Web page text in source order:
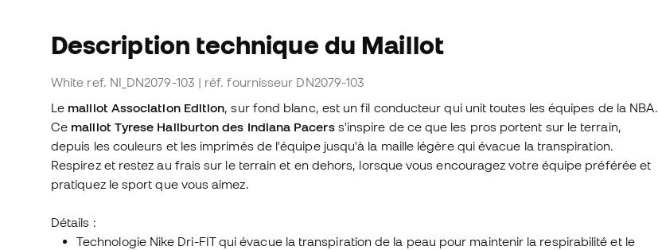
Description technique du Maillot
White ref. NI_DN2079-103 | réf. fournisseur DN2079-103
Le maillot Association Edition, sur fond blanc, est un fil conducteur qui unit toutes les équipes de la NBA.
Ce maillot Tyrese Haliburton des Indiana Pacerss'inspire de ce que les pros portent sur le terrain,
depuis les couleurs et les imprimés de l'équipe jusqu'à la maille légère qui évacue la transpiration.
Respirez et restez au frais sur le terrain et en dehors, lorsque vous encouragez votre équipe préférée et
pratiquez le sport que vous aimez.
Détails :
Technologie Nike Dri-FIT qui évacue la transpiration de la peau pour maintenir la respirabilité et le